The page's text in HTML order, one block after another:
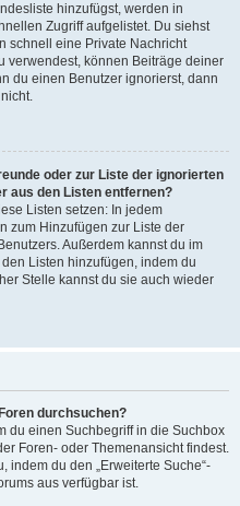
hinzufügst, werden in
Zugriff aufgelistet. Du siehst
schnell eine Private Nachricht
verwendest, können Beiträge deiner
du einen Benutzer ignorierst, dann
oder zur Liste der ignorierten
aus den Listen entfernen?
Listen setzen: In jedem
zum Hinzufügen zur Liste der
Außerdem kannst du im
Listen hinzufügen, indem du
Stelle kannst du sie auch wieder
durchsuchen?
du einen Suchbegriff in die Suchbox
Foren- oder Themenansicht findest.
indem du den „Erweiterte Suche“-
aus verfügbar ist.